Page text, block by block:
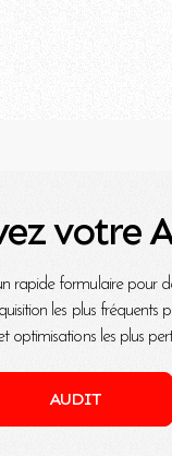
votre
rapide formulaire pour
les plus fréquents
optimisations les plus
AUDIT